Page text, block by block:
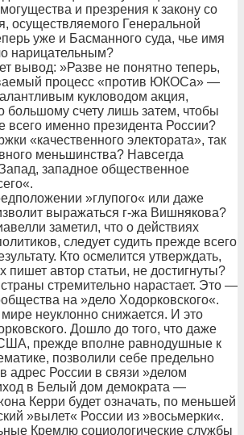
и презрения к закону со
осуществляемого Генеральной
уже и Басманного суда, чье имя
нарицательным?
вывод: »Разве не понятно теперь,
процесс «против ЮКОСа» —
кукловодом акция,
большому счету лишь затем, чтобы
всего именно президента России?
«качественного электората», так
меньшинства? Навсегда
западное общественное
»глупого« или даже
выражаться г-жа Вишнякова?
заметил, что о действиях
следует судить прежде всего
Кто осмелится утверждать,
пишет автор статьи, не достигнуты?
стремительно нарастает. Это —
на »дело Ходорковского«.
неуклонно снижается. И это
Дошло до того, что даже
прежде вполне равнодушные к
позволили себе предельно
адрес России в связи »делом
в Белый дом демократа —
Керри будет означать, по меньшей
»вылет« России из »восьмерки«.
Кремлю социологические службы